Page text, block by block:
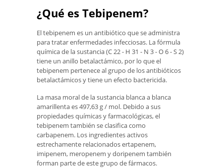
¿Qué es Tebipenem?
El tebipenem es un antibiótico que se administra
para tratar enfermedades infecciosas. La fórmula
química de la sustancia (C 22 - H 31 - N 3 - O 6 - S 2)
tiene un anillo betalactámico, por lo que el
tebipenem pertenece al grupo de los antibióticos
betalactámicos y tiene un efecto bactericida.
La masa moral de la sustancia blanca a blanca
amarillenta es 497,63 g / mol. Debido a sus
propiedades químicas y farmacológicas, el
tebipenem también se clasifica como
carbapenem. Los ingredientes activos
estrechamente relacionados ertapenem,
imipenem, meropenem y doripenem también
forman parte de este grupo de fármacos.